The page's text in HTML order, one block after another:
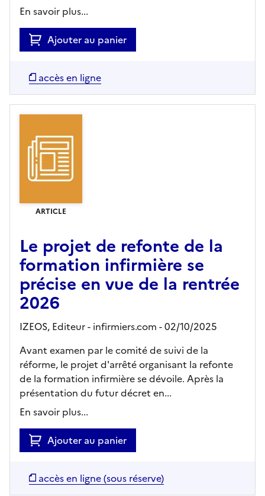
En savoir plus...
Ajouter au panier
accès en ligne
ARTICLE
Le projet de refonte de la
formation infirmière se
précise en vue de la rentrée
2026
IZEOS, Editeur- infirmiers.com - 02/10/2025
Avant examen par le comité de suivi de la
réforme, le projet d'arrêté organisant la refonte
de la formation infirmière se dévoile. Après la
présentation du futur décret en...
En savoir plus...
Ajouter au panier
accès en ligne (sous réserve)